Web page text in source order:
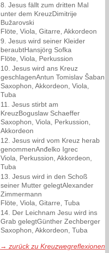
8. Jesus fällt zum dritten Mal
unter dem KreuzDimitrije
Bužarovski
Flöte, Viola, Gitarre, Akkordeon
9. Jesus wird seiner Kleider
beraubtHansjörg Sofka
Flöte, Viola, Perkussion
10. Jesus wird ans Kreuz
geschlagenAntun Tomislav Šaban
Saxophon, Akkordeon, Viola,
Tuba
11. Jesus stirbt am
KreuzBoguslaw Schaeffer
Saxophon, Viola, Perkussion,
Akkordeon
12. Jesus wird vom Kreuz herab
genommenAnđelko Igrec
Viola, Perkussion, Akkordeon,
Tuba
13. Jesus wird in den Schoß
seiner Mutter gelegtAlexander
Zimmermann
Flöte, Viola, Gitarre, Tuba
14. Der Leichnam Jesu wird ins
Grab gelegtGünther Zechberger
Saxophon, Akkordeon, Tuba
→ zurück zu Kreuzwegreflexionen